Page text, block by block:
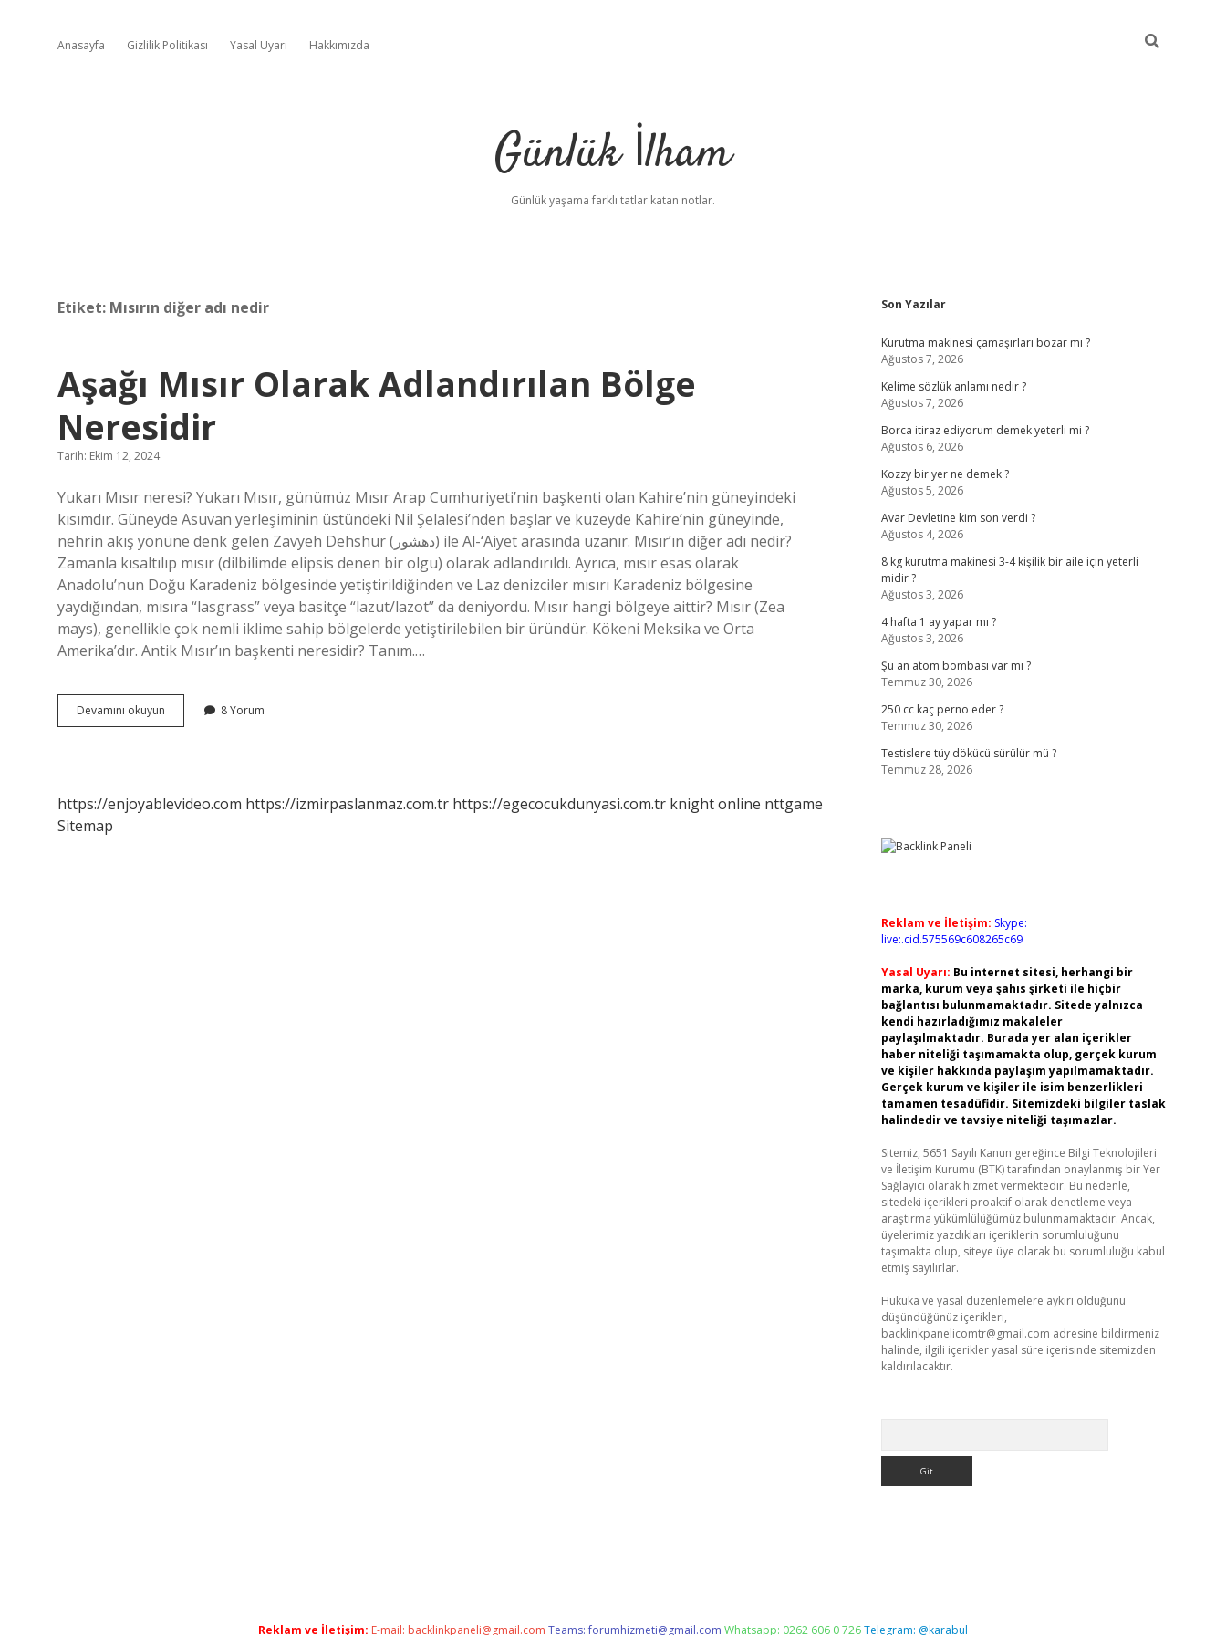
Anasayfa Gizlilik Politikası Yasal Uyarı Hakkımızda
Günlük İlham
Günlük yaşama farklı tatlar katan notlar.
Etiket: Mısırın diğer adı nedir
Aşağı Mısır Olarak Adlandırılan Bölge
Neresidir
Tarih: Ekim 12, 2024
Yukarı Mısır neresi? Yukarı Mısır, günümüz Mısır Arap Cumhuriyeti’nin başkenti olan Kahire’nin güneyindeki
kısımdır. Güneyde Asuvan yerleşiminin üstündeki Nil Şelalesi’nden başlar ve kuzeyde Kahire’nin güneyinde,
nehrin akış yönüne denk gelen Zavyeh Dehshur (دهشور) ile Al-‘Aiyet arasında uzanır. Mısır’ın diğer adı nedir?
Zamanla kısaltılıp mısır (dilbilimde elipsis denen bir olgu) olarak adlandırıldı. Ayrıca, mısır esas olarak
Anadolu’nun Doğu Karadeniz bölgesinde yetiştirildiğinden ve Laz denizciler mısırı Karadeniz bölgesine
yaydığından, mısıra “lasgrass” veya basitçe “lazut/lazot” da deniyordu. Mısır hangi bölgeye aittir? Mısır (Zea
mays), genellikle çok nemli iklime sahip bölgelerde yetiştirilebilen bir üründür. Kökeni Meksika ve Orta
Amerika’dır. Antik Mısır’ın başkenti neresidir? Tanım.…
Devamını okuyun
Mısır
8 Yorum
https://enjoyablevideo.com https://izmirpaslanmaz.com.tr https://egecocukdunyasi.com.tr knight online nttgame
Sitemap
Sidebar
Son Yazılar
Kurutma makinesi çamaşırları bozar mı ?
Ağustos 7, 2026
Kelime sözlük anlamı nedir ?
Ağustos 7, 2026
Borca itiraz ediyorum demek yeterli mi ?
Ağustos 6, 2026
Kozzy bir yer ne demek ?
Ağustos 5, 2026
Avar Devletine kim son verdi ?
Ağustos 4, 2026
8 kg kurutma makinesi 3-4 kişilik bir aile için yeterli
midir ?
Ağustos 3, 2026
4 hafta 1 ay yapar mı ?
Ağustos 3, 2026
Şu an atom bombası var mı ?
Temmuz 30, 2026
250 cc kaç perno eder ?
Temmuz 30, 2026
Testislere tüy dökücü sürülür mü ?
Temmuz 28, 2026
Reklam ve İletişim: Skype:
live:.cid.575569c608265c69
Yasal Uyarı: Bu internet sitesi, herhangi bir
marka, kurum veya şahıs şirketi ile hiçbir
bağlantısı bulunmamaktadır. Sitede yalnızca
kendi hazırladığımız makaleler
paylaşılmaktadır. Burada yer alan içerikler
haber niteliği taşımamakta olup, gerçek kurum
ve kişiler hakkında paylaşım yapılmamaktadır.
Gerçek kurum ve kişiler ile isim benzerlikleri
tamamen tesadüfidir. Sitemizdeki bilgiler taslak
halindedir ve tavsiye niteliği taşımazlar.
Sitemiz, 5651 Sayılı Kanun gereğince Bilgi Teknolojileri
ve İletişim Kurumu (BTK) tarafından onaylanmış bir Yer
Sağlayıcı olarak hizmet vermektedir. Bu nedenle,
sitedeki içerikleri proaktif olarak denetleme veya
araştırma yükümlülüğümüz bulunmamaktadır. Ancak,
üyelerimiz yazdıkları içeriklerin sorumluluğunu
taşımakta olup, siteye üye olarak bu sorumluluğu kabul
etmiş sayılırlar.
Hukuka ve yasal düzenlemelere aykırı olduğunu
düşündüğünüz içerikleri,
backlinkpanelicomtr@gmail.com adresine bildirmeniz
halinde, ilgili içerikler yasal süre içerisinde sitemizden
kaldırılacaktır.
Reklam ve İletişim: E-mail: backlinkpaneli@gmail.com Teams:forumhizmeti@gmail.com Whatsapp: 0262 606 0 726Telegram: @karabul